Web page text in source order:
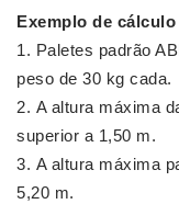
Exemplo de cálculo
Paletes padrão
peso de 30 kg cada.
A altura máxima
superior a 1,50 m.
A altura máxima
5,20 m.